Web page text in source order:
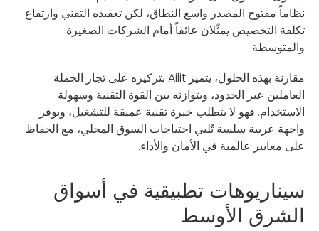
نظاماً مفتوح المصدر واسع النطاق، لكن تعقيده التقني وارتفاع
تكلفة التخصيص يمثّلان عائقاً أمام الشركات الصغيرة
والمتوسطة.
مقارنة بهذه الحلول، يتميز Ailit بتركيزه على تجار الجملة
العاملين عبر الحدود، وبتوازنه بين القوة التقنية وسهولة
الاستخدام. فهو لا يتطلب خبرة تقنية عميقة للتشغيل، ويوفر
واجهة عربية سلسة تُلبي احتياجات السوق المحلي، مع الحفاظ
على معايير عالمية في الأمان والأداء.
سيناريوهات تطبيقية في أسواق
الشرق الأوسط